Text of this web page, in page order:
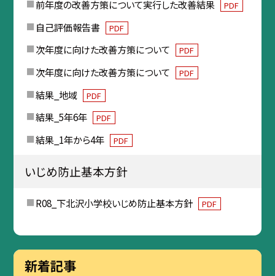
前年度の改善方策について実行した改善結果 PDF
自己評価報告書 PDF
次年度に向けた改善方策について PDF
次年度に向けた改善方策について PDF
結果_地域 PDF
結果_5年6年 PDF
結果_1年から4年 PDF
いじめ防止基本方針
R08_下北沢小学校いじめ防止基本方針 PDF
新着記事